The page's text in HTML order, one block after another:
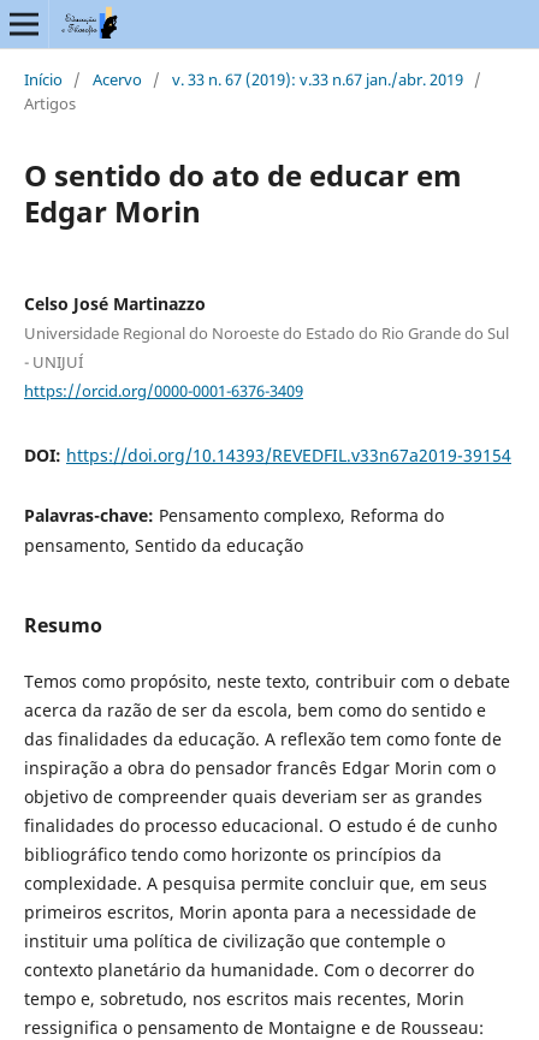
Início / Acervo / v. 33 n. 67 (2019): v.33 n.67 jan./abr. 2019 /
Artigos
O sentido do ato de educar em
Edgar Morin
Celso José Martinazzo
Universidade Regional do Noroeste do Estado do Rio Grande do Sul
- UNIJUÍ
https://orcid.org/0000-0001-6376-3409
DOI: https://doi.org/10.14393/REVEDFIL.v33n67a2019-39154
Palavras-chave: Pensamento complexo, Reforma do
pensamento, Sentido da educação
Resumo
Temos como propósito, neste texto, contribuir com o debate
acerca da razão de ser da escola, bem como do sentido e
das finalidades da educação. A reflexão tem como fonte de
inspiração a obra do pensador francês Edgar Morin com o
objetivo de compreender quais deveriam ser as grandes
finalidades do processo educacional. O estudo é de cunho
bibliográfico tendo como horizonte os princípios da
complexidade. A pesquisa permite concluir que, em seus
primeiros escritos, Morin aponta para a necessidade de
instituir uma política de civilização que contemple o
contexto planetário da humanidade. Com o decorrer do
tempo e, sobretudo, nos escritos mais recentes, Morin
ressignifica o pensamento de Montaigne e de Rousseau: